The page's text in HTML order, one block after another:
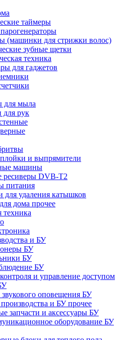
таймеры
(машинки для стрижки волос)
зубные щетки
техника
для гаджетов
для мыла
рук
и выпрямители
машины
DVB-T2
питания
удаления катышков
дома прочее
техника
и БУ
БУ
БУ
БУ
и управление доступом
оповещения БУ
и БУ прочее
запчасти и аксессуары БУ
оборудование БУ